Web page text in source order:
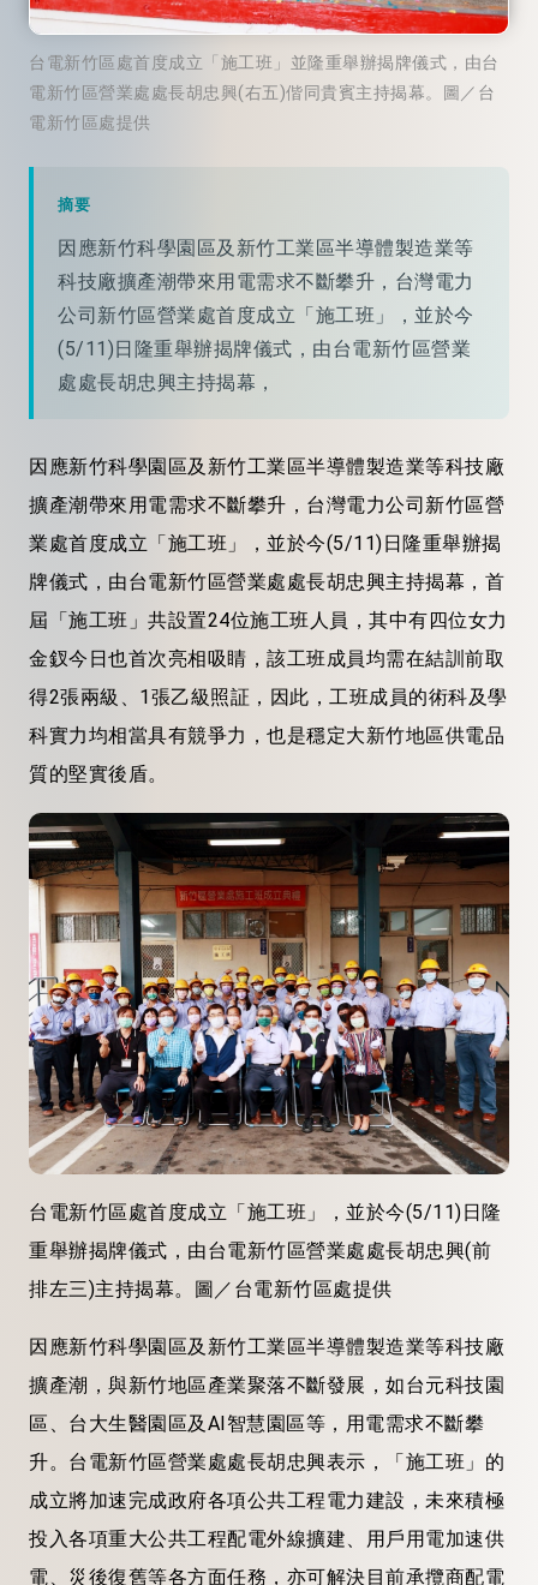
台電新竹區處首度成立「施工班」並隆重舉辦揭牌儀式，由台
電新竹區營業處處長胡忠興(右五)偕同貴賓主持揭幕。圖／台
電新竹區處提供
摘要
因應新竹科學園區及新竹工業區半導體製造業等
科技廠擴產潮帶來用電需求不斷攀升，台灣電力
公司新竹區營業處首度成立「施工班」，並於今
(5/11)日隆重舉辦揭牌儀式，由台電新竹區營業
處處長胡忠興主持揭幕，
因應新竹科學園區及新竹工業區半導體製造業等科技廠
擴產潮帶來用電需求不斷攀升，台灣電力公司新竹區營
業處首度成立「施工班」，並於今(5/11)日隆重舉辦揭
牌儀式，由台電新竹區營業處處長胡忠興主持揭幕，首
屆「施工班」共設置24位施工班人員，其中有四位女力
金釵今日也首次亮相吸睛，該工班成員均需在結訓前取
得2張兩級、1張乙級照証，因此，工班成員的術科及學
科實力均相當具有競爭力，也是穩定大新竹地區供電品
質的堅實後盾。
台電新竹區處首度成立「施工班」，並於今(5/11)日隆
重舉辦揭牌儀式，由台電新竹區營業處處長胡忠興(前
排左三)主持揭幕。圖／台電新竹區處提供
因應新竹科學園區及新竹工業區半導體製造業等科技廠
擴產潮，與新竹地區產業聚落不斷發展，如台元科技園
區、台大生醫園區及AI智慧園區等，用電需求不斷攀
升。台電新竹區營業處處長胡忠興表示，「施工班」的
成立將加速完成政府各項公共工程電力建設，未來積極
投入各項重大公共工程配電外線擴建、用戶用電加速供
電、災後復舊等各方面任務，亦可解決目前承攬商配電